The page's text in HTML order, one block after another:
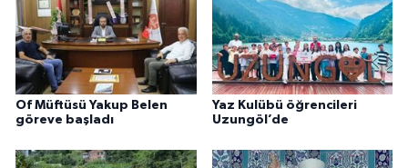
Of Müftüsü Yakup Belen
göreve başladı
Yaz Kulübü öğrencileri
Uzungöl’de